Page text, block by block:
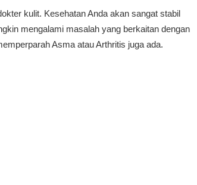
kulit. Kesehatan Anda akan sangat stabil
mengalami masalah yang berkaitan dengan
Asma atau Arthritis juga ada.